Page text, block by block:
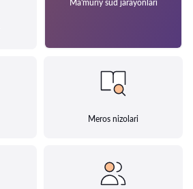
Ma'muriy sud jarayonlari
Meros nizolari